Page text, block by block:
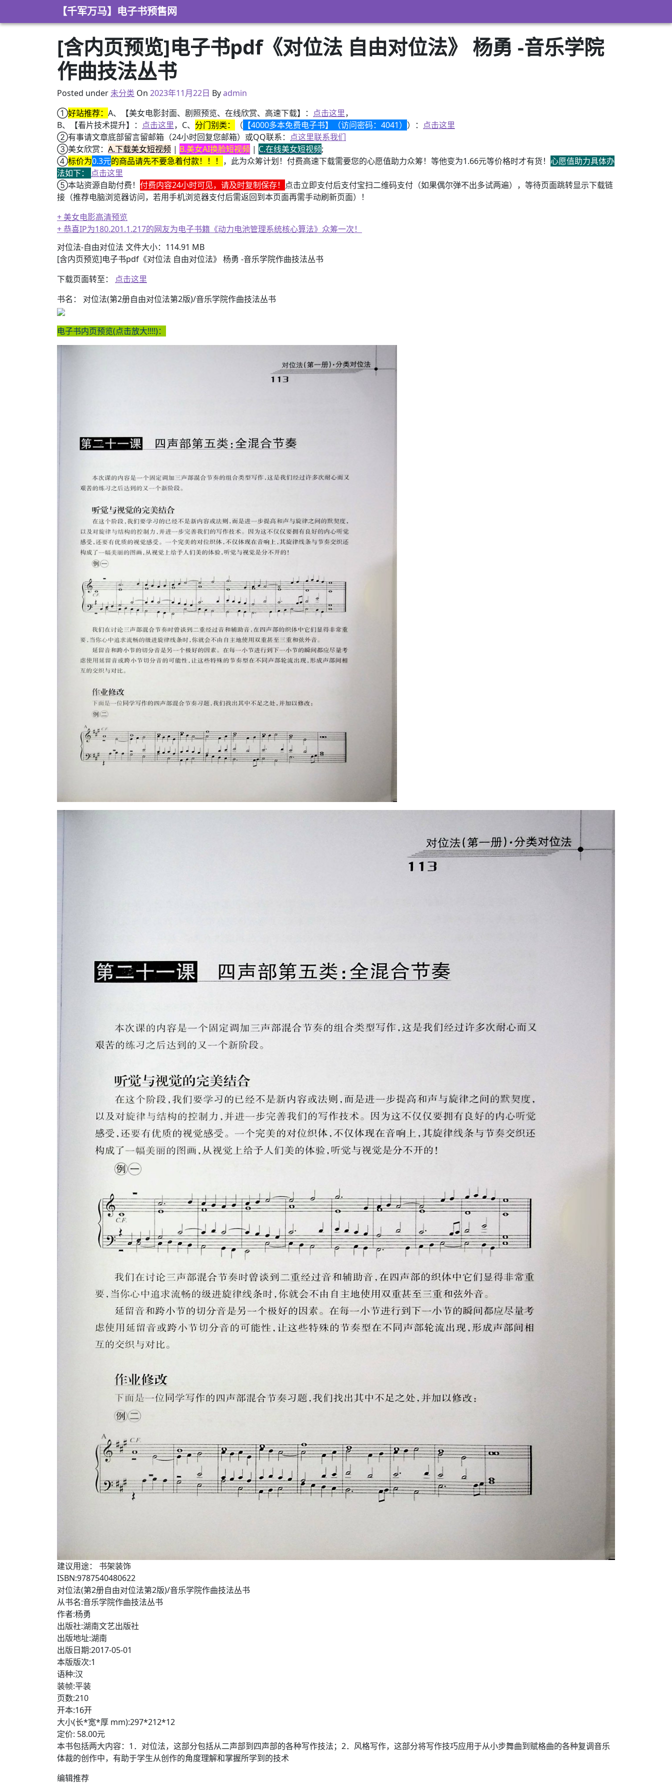
【千军万马】电子书预售网
[含内页预览]电子书pdf《对位法 自由对位法》 杨勇 -音乐学院
作曲技法丛书
Posted under未分类 On 2023年3月30日
2023年11月22日 Byadmin
①好站推荐： A、【美女电影封面、剧照预览、在线欣赏、高速下载】： 点击这里，
B、【看片技术提升】： 点击这里，C、 分门别类： （ 【4000多本免费电子书】（访问密码：4041） ）： 点击这里
②有事请文章底部留言留邮箱（24小时回复您邮箱）或QQ联系： 点这里联系我们
③美女欣赏： A.下载美女短视频 | B.美女AI换脸短视频 | C.在线美女短视频;
④标价为0.3元的商品请先不要急着付款！！！ ，此为众筹计划！付费高速下载需要您的心愿值助力众筹！等他变为1.66元等价格时才有货！ 心愿值助力具体办
法如下： 点击这里
⑤本站资源自助付费！ 付费内容24小时可见，请及时复制保存！ 点击立即支付后支付宝扫二维码支付（如果偶尔弹不出多试两遍），等待页面跳转显示下载链
接（推荐电脑浏览器访问，若用手机浏览器支付后需返回到本页面再需手动刷新页面）！
+ 美女电影高清预览
+ 恭喜IP为180.201.1.217的网友为电子书籍《动力电池管理系统核心算法》众筹一次！
+ 13位up主齐聚B站跳极乐净土，谁的最有灵魂
对位法-自由对位法 文件大小：114.91 MB
[含内页预览]电子书pdf《对位法 自由对位法》 杨勇 -音乐学院作曲技法丛书
下载页面转至： 点击这里
书名： 对位法(第2册自由对位法第2版)/音乐学院作曲技法丛书
电子书内页预览(点击放大!!!!)：
建议用途： 书架装饰
ISBN:9787540480622
对位法(第2册自由对位法第2版)/音乐学院作曲技法丛书
从书名:音乐学院作曲技法丛书
作者:杨勇
出版社:湖南文艺出版社
出版地址:湖南
出版日期:2017-05-01
本版版次:1
语种:汉
装帧:平装
页数:210
开本:16开
大小(长*宽*厚 mm):297*212*12
定价: 58.00元
本书包括两大内容：1．对位法，这部分包括从二声部到四声部的各种写作技法；2．风格写作，这部分将写作技巧应用于从小步舞曲到赋格曲的各种复调音乐
体裁的创作中，有助于学生从创作的角度理解和掌握所学到的技术
编辑推荐